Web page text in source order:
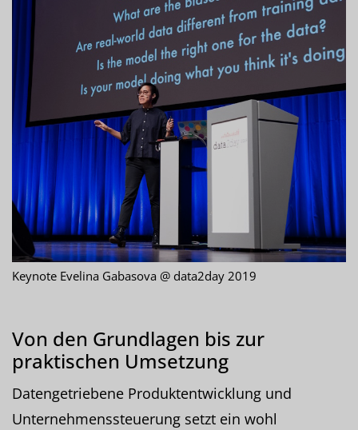
Keynote Evelina Gabasova @ data2day 2019
Von den Grundlagen bis zur
praktischen Umsetzung
Datengetriebene Produktentwicklung und
Unternehmenssteuerung setzt ein wohl